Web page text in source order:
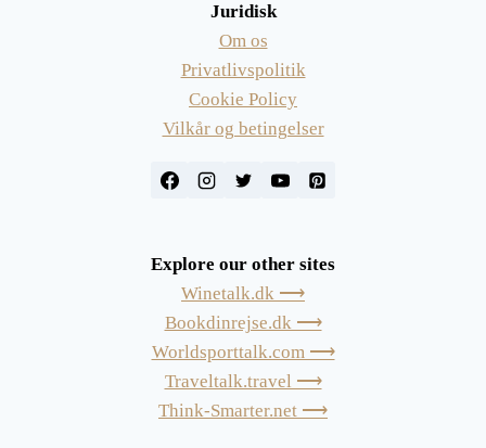
Juridisk
Om os
Privatlivspolitik
Cookie Policy
Vilkår og betingelser
Explore our other sites
Winetalk.dk ⟶
Bookdinrejse.dk ⟶
Worldsporttalk.com ⟶
Traveltalk.travel ⟶
Think-Smarter.net ⟶